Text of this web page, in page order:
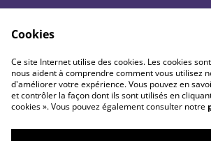
Nous contacter
Politique de
confidentialité
Cookies
Ce site Internet utilise des cookies. Les cookies
nous aident à comprendre comment vous utilisez
d'améliorer votre expérience. Vous pouvez en
et contrôler la façon dont ils sont utilisés en
cookies ». Vous pouvez également consulter notre